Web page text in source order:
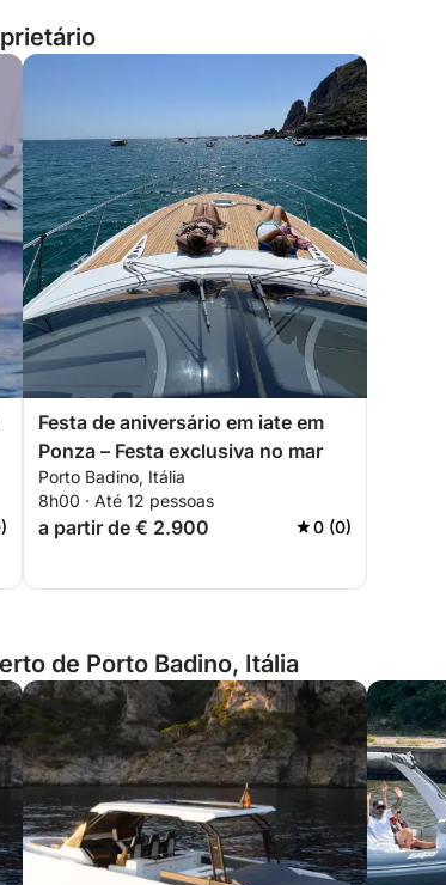
Festa de aniversário em iate em
Ponza – Festa exclusiva no mar
Porto Badino, Itália
8h00 · Até 12 pessoas
a partir de € 2.900 0 (0)
de Porto Badino, Itália